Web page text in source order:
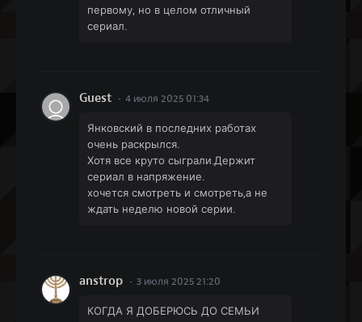
первому, но в целом отличный
сериал.
Guest 4 июля 2025 01:34
Янковский в последних работах
очень раскрылся.
Хотя все круто сыграли.Держит
сериал в напряжение.
хочется смотреть и смотреть,а не
ждать неделю новой серии.
anstrop 3 июля 2025 21:20
КОГДА Я ДОБЕРЮСЬ ДО СЕМЬИ